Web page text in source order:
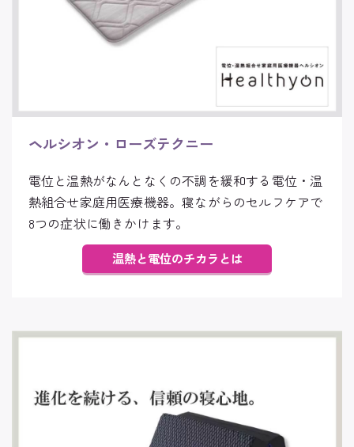
ヘルシオン・ローズテクニー
電位と温熱がなんとなくの不調を緩和する電位・温
熱組合せ家庭用医療機器。寝ながらのセルフケアで
8つの症状に働きかけます。
温熱と電位のチカラとは